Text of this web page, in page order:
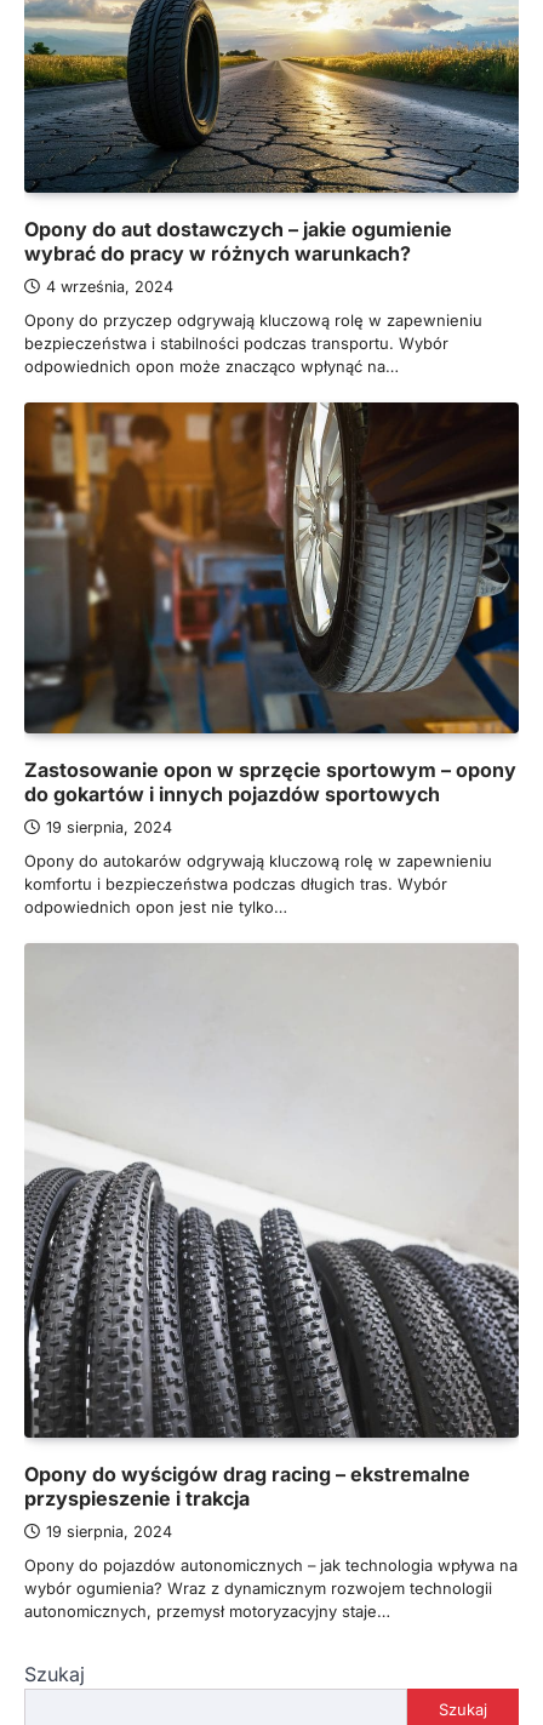
Opony do aut dostawczych – jakie ogumienie
wybrać do pracy w różnych warunkach?
4 września, 2024
Opony do przyczep odgrywają kluczową rolę w zapewnieniu
bezpieczeństwa i stabilności podczas transportu. Wybór
odpowiednich opon może znacząco wpłynąć na…
Zastosowanie opon w sprzęcie sportowym – opony
do gokartów i innych pojazdów sportowych
19 sierpnia, 2024
Opony do autokarów odgrywają kluczową rolę w zapewnieniu
komfortu i bezpieczeństwa podczas długich tras. Wybór
odpowiednich opon jest nie tylko…
Opony do wyścigów drag racing – ekstremalne
przyspieszenie i trakcja
19 sierpnia, 2024
Opony do pojazdów autonomicznych – jak technologia wpływa na
wybór ogumienia? Wraz z dynamicznym rozwojem technologii
autonomicznych, przemysł motoryzacyjny staje…
Szukaj
Szukaj